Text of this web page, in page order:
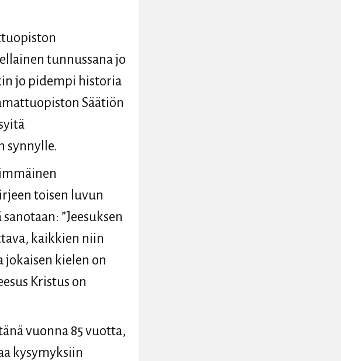
tunnussana jo
jo pidempi historia
Säätiön
synnylle.
toisen luvun
”Jeesuksen
kaikkien niin
jokaisen kielen on
Kristus on
vuonna 85 vuotta,
kysymyksiin